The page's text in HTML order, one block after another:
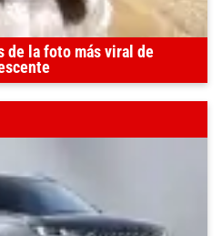
de la foto más viral de